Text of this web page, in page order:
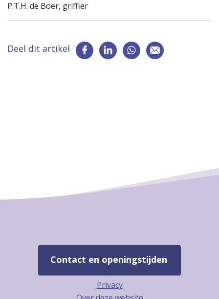
P.T.H. de Boer, griffier
Deel dit artikel
Contact en openingstijden
Privacy